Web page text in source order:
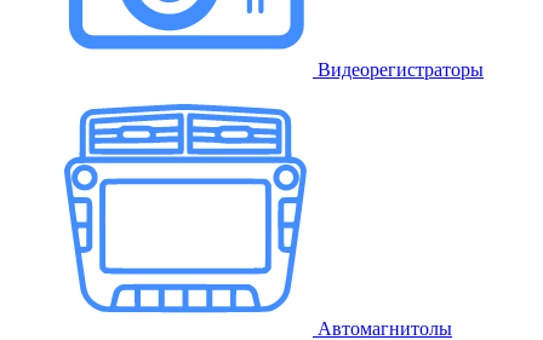
Видеорегистраторы
Автомагнитолы